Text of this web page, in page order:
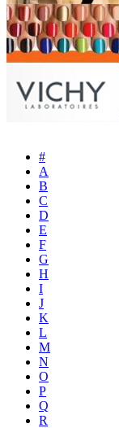
#
A
B
C
D
E
F
G
H
I
J
K
L
M
N
O
P
Q
R